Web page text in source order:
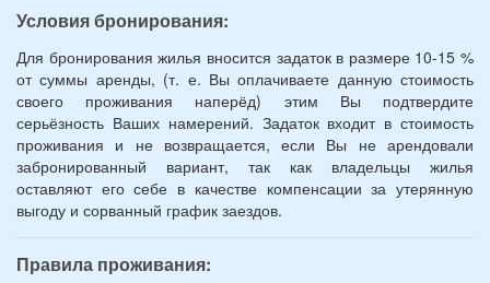
Условия бронирования:
Для бронирования жилья вносится задаток в размере 10-15 %
от суммы аренды, (т. е. Вы оплачиваете данную стоимость
своего проживания наперёд) этим Вы подтвердите
серьёзность Ваших намерений. Задаток входит в стоимость
проживания и не возвращается, если Вы не арендовали
забронированный вариант, так как владельцы жилья
оставляют его себе в качестве компенсации за утерянную
выгоду и сорванный график заездов.
Правила проживания: